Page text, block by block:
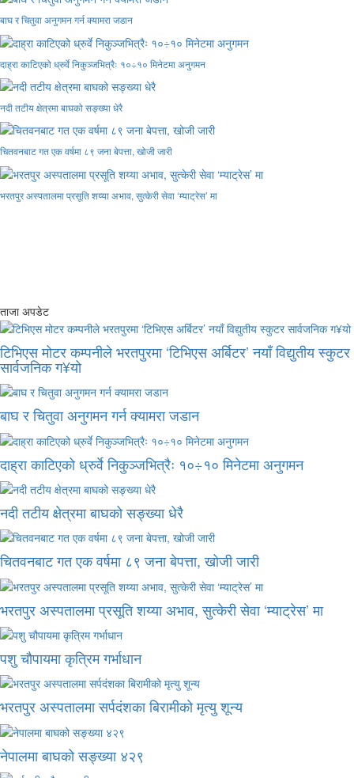
बाघ र चितुवा अनुगमन गर्न क्यामरा जडान
दाह्रा काटिएको ध्रुर्वे निकुञ्जभित्रैः १०÷१० मिनेटमा अनुगमन
नदी तटीय क्षेत्रमा बाघको सङ्ख्या धेरै
चितवनबाट गत एक वर्षमा ८९ जना बेपत्ता, खोजी जारी
भरतपुर अस्पतालमा प्रसूति शय्या अभाव, सुत्केरी सेवा ‘म्याट्रेस’ मा
ताजा अपडेट
टिभिएस मोटर कम्पनीले भरतपुरमा ‘टिभिएस अर्बिटर’ नयाँ विद्युतीय स्कुटर
सार्वजनिक ग¥यो
बाघ र चितुवा अनुगमन गर्न क्यामरा जडान
दाह्रा काटिएको ध्रुर्वे निकुञ्जभित्रैः १०÷१० मिनेटमा अनुगमन
नदी तटीय क्षेत्रमा बाघको सङ्ख्या धेरै
चितवनबाट गत एक वर्षमा ८९ जना बेपत्ता, खोजी जारी
भरतपुर अस्पतालमा प्रसूति शय्या अभाव, सुत्केरी सेवा ‘म्याट्रेस’ मा
पशु चौपायमा कृत्रिम गर्भाधान
भरतपुर अस्पतालमा सर्पदंशका बिरामीको मृत्यु शून्य
नेपालमा बाघको सङ्ख्या ४२९